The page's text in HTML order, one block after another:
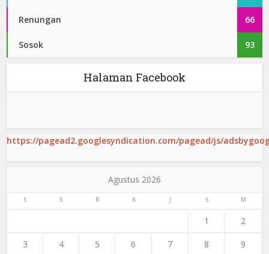
Renungan 66
Sosok 93
Halaman Facebook
https://pagead2.googlesyndication.com/pagead/js/
Agustus 2026
S S R K J S M
1 2
3 4 5 6 7 8 9